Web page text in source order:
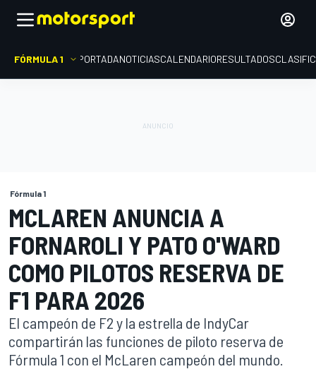
FÓRMULA 1 PORTADANOTICIASCALENDARIORESULTADOS
Fórmula 1
MCLAREN ANUNCIA A
FORNAROLI Y PATO O'WARD
COMO PILOTOS RESERVA DE
F1 PARA 2026
El campeón de F2 y la estrella de IndyCar
compartirán las funciones de piloto reserva de
Fórmula 1 con el McLaren campeón del mundo.